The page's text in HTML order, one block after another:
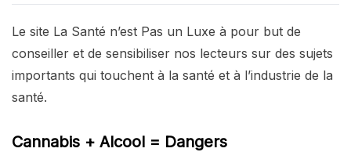
Le site La Santé n’est Pas un Luxe à pour but de
conseiller et de sensibiliser nos lecteurs sur des sujets
importants qui touchent à la santé et à l’industrie de la
santé.
Cannabis + Alcool = Dangers